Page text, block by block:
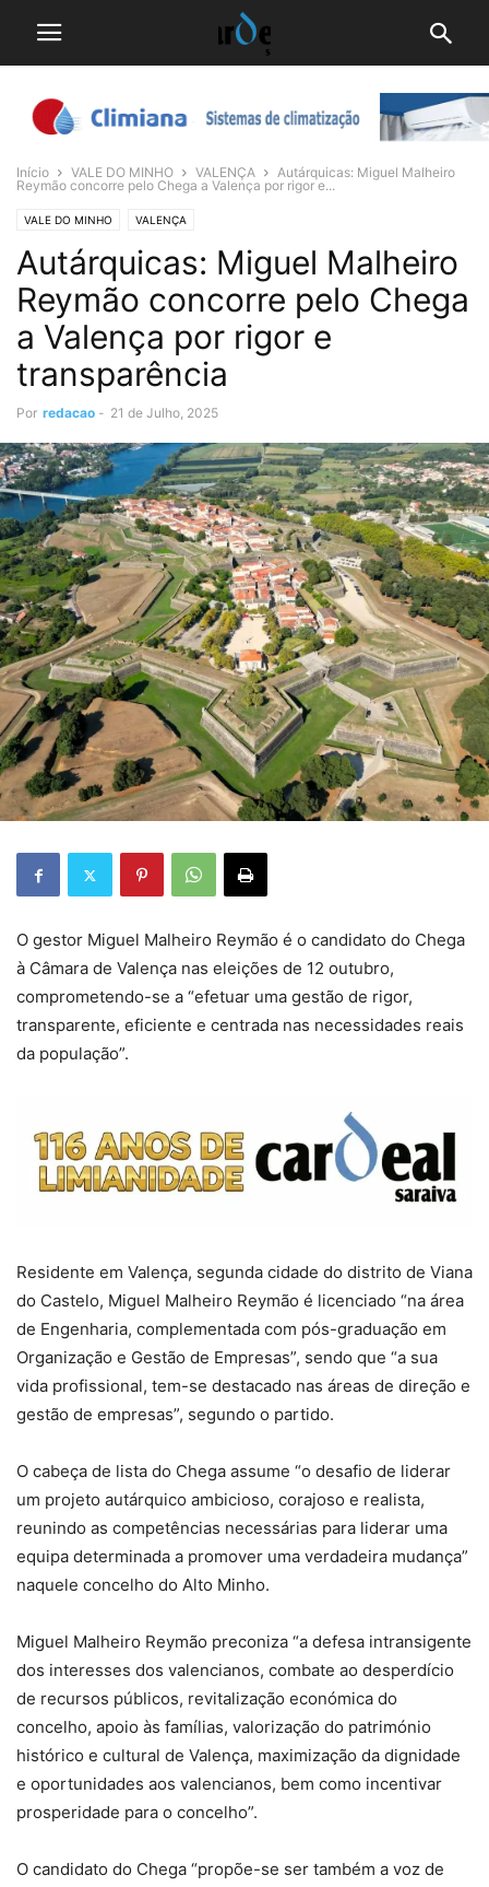
Início VALE DO MINHO VALENÇA
Autárquicas: Miguel Malheiro
Reymão concorre pelo Chega a Valença por rigor e...
VALE DO MINHO VALENÇA
Autárquicas: Miguel Malheiro
Reymão concorre pelo Chega
a Valença por rigor e
transparência
Por redacao - 21 de Julho, 2025
O gestor Miguel Malheiro Reymão é o candidato do Chega
à Câmara de Valença nas eleições de 12 outubro,
comprometendo-se a “efetuar uma gestão de rigor,
transparente, eficiente e centrada nas necessidades reais
da população”.
Residente em Valença, segunda cidade do distrito de Viana
do Castelo, Miguel Malheiro Reymão é licenciado “na área
de Engenharia, complementada com pós-graduação em
Organização e Gestão de Empresas”, sendo que “a sua
vida profissional, tem-se destacado nas áreas de direção e
gestão de empresas”, segundo o partido.
O cabeça de lista do Chega assume “o desafio de liderar
um projeto autárquico ambicioso, corajoso e realista,
reunindo as competências necessárias para liderar uma
equipa determinada a promover uma verdadeira mudança”
naquele concelho do Alto Minho.
Miguel Malheiro Reymão preconiza “a defesa intransigente
dos interesses dos valencianos, combate ao desperdício
de recursos públicos, revitalização económica do
concelho, apoio às famílias, valorização do património
histórico e cultural de Valença, maximização da dignidade
e oportunidades aos valencianos, bem como incentivar
prosperidade para o concelho”.
O candidato do Chega “propõe-se ser também a voz de